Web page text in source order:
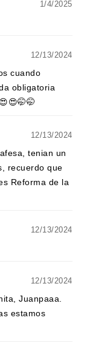
1/4/2025
12/13/2024
cuando
obligatoria
12/13/2024
tenian un
recuerdo que
Reforma de la
12/13/2024
12/13/2024
Juanpaaa.
estamos